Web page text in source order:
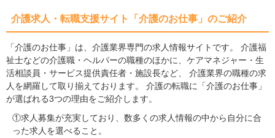
介護求人・転職支援サイト「介護のお仕事」のご紹介
「介護のお仕事」は、介護業界専門の求人情報サイトです。 介護福
祉士などの介護職・ヘルパーの職種のほかに、ケアマネジャー・生
活相談員・サービス提供責任者・施設長など、 介護業界の職種の求
人を網羅して取り揃えております。 介護の転職に「介護のお仕事」
が選ばれる3つの理由をご紹介します。
①求人募集が充実しており、数多くの求人情報の中から自分に合
った求人を選べること。